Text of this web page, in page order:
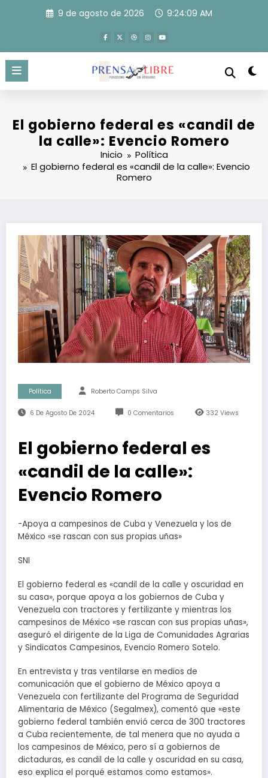
9 de agosto de 2026 9:24:09 AM
El gobierno federal es «candil de
la calle»: Evencio Romero
Inicio
Política
El gobierno federal es «candil de la calle»: Evencio
Romero
Política Roberto Camps Silva
6 De Agosto De 2024 0 Comentarios 332Views
El gobierno federal es
«candil de la calle»:
Evencio Romero
-Apoya a campesinos de Cuba y Venezuela y los de
México «se rascan con sus propias uñas»
SNI
El gobierno federal es «candil de la calle y oscuridad en
su casa», porque apoya a los gobiernos de Cuba y
Venezuela con tractores y fertilizante y mientras los
campesinos de México «se rascan con sus propias uñas»,
aseguró el dirigente de la Liga de Comunidades Agrarias
y Sindicatos Campesinos, Evencio Romero Sotelo.
En entrevista y tras ventilarse en medios de
comunicación que el gobierno de México apoya a
Venezuela con fertilizante del Programa de Seguridad
Alimentaria de México (Segalmex), comentó que «este
gobierno federal también envió cerca de 300 tractores
a Cuba recientemente, de tal menera que no ayuda a
los campesinos de México, pero sí a gobiernos de
dictaduras, es candil de la calle y oscuridad en su casa,
eso explica el porqué estamos como estamos».